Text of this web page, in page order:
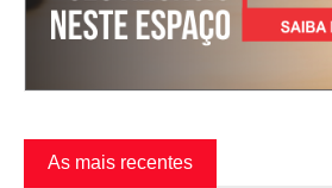
As mais recentes